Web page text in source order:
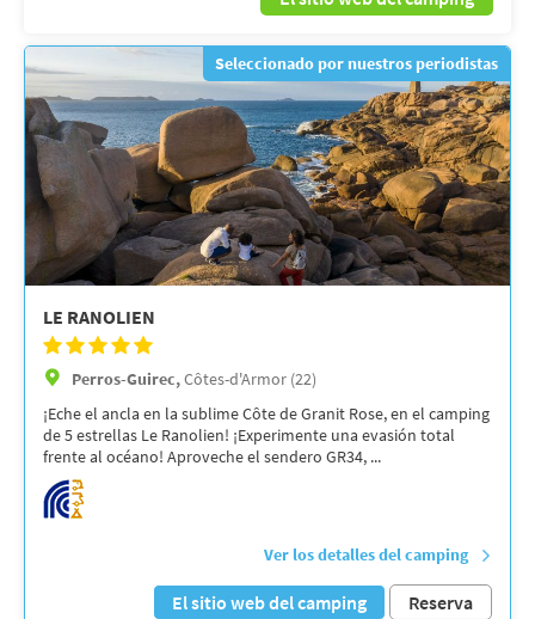
Seleccionado por nuestros periodistas
LE RANOLIEN
Perros-Guirec,Côtes-d'Armor (22)
¡Eche el ancla en la sublime Côte de Granit Rose, en el camping
de 5 estrellas Le Ranolien! ¡Experimente una evasión total
frente al océano! Aproveche el sendero GR34, ...
Ver los detalles del camping
El sitio web del camping Reserva